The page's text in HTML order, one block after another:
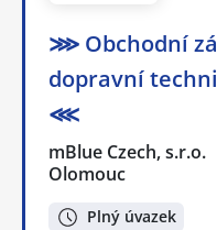
⋙ Obchodní
dopravní
⋘
mBlue Czech, s.r.o.
Olomouc
Plný úvazek